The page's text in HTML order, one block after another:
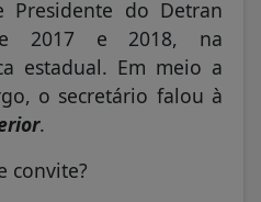
Presidente do Detran
2017 e 2018, na
estadual. Em meio a
o secretário falou à
.
convite?